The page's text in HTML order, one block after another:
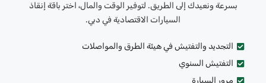
بسرعة ونعيدك إلى الطريق. لتوفير الوقت والمال، اختر باقة إنقاذ
السيارات الاقتصادية في دبي.
التجديد والتفتيش في هيئة الطرق والمواصلات
التفتيش السنوي
مرور السيارة